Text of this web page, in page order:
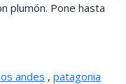
plumón. Pone hasta
andes , patagonia